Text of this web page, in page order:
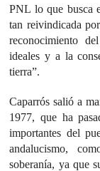
PNL lo que busca
tan reivindicada
reconocimiento
ideales y a la
tierra”.
Caparrós salió a
1977, que ha
importantes del
andalucismo,
soberanía, ya que